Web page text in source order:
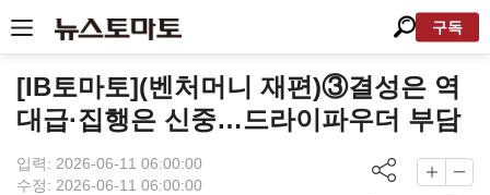
구독
[IB토마토](벤처머니 재편)③결성은 역
대급·집행은 신중…드라이파우더 부담
입력: 2026-06-11 06:00:00
수정: 2026-06-11 06:00:00